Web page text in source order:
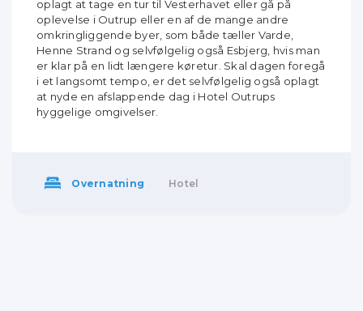
oplagt at tage en tur til Vesterhavet eller gå på
oplevelse i Outrup eller en af de mange andre
omkringliggende byer, som både tæller Varde,
Henne Strand og selvfølgelig også Esbjerg, hvis man
er klar på en lidt længere køretur. Skal dagen foregå
i et langsomt tempo, er det selvfølgelig også oplagt
at nyde en afslappende dag i Hotel Outrups
hyggelige omgivelser.
Overnatning Hotel